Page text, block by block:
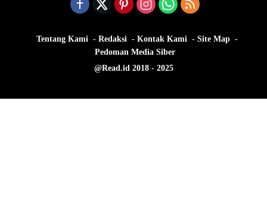
Tentang Kami Redaksi Kontak Kami
Site Map
Pedoman Media Siber
@Read.id 2018 - 2025